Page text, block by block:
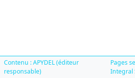
Contenu : APYDEL (éditeur
responsable)
Pages
Integral